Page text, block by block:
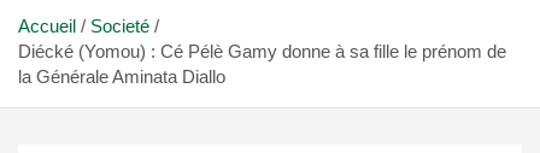
Accueil
Societé
Diécké (Yomou) : Cé Pélè Gamy donne à sa fille le prénom de
la Générale Aminata Diallo